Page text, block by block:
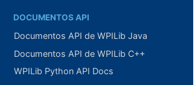
DOCUMENTOS API
Documentos API de WPILib Java
Documentos API de WPILib C++
WPILib Python API Docs